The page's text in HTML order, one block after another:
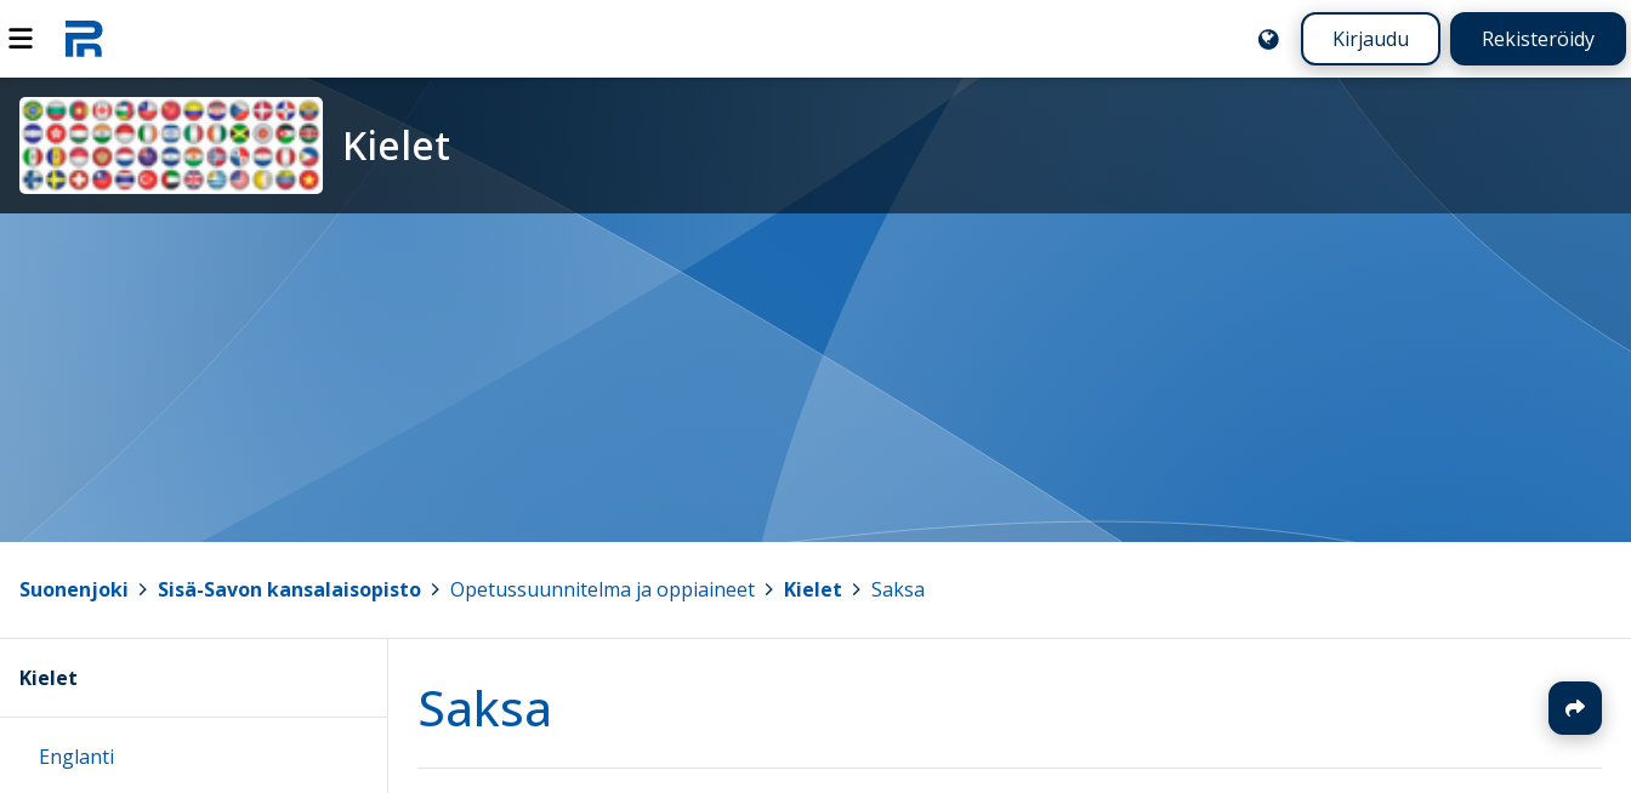
Kirjaudu Rekisteröidy
Kielet
Suonenjoki Sisä-Savon kansalaisopisto Opetussuunnitelma ja oppiaineet Kielet Saksa
Saksa
Kielet
Englanti